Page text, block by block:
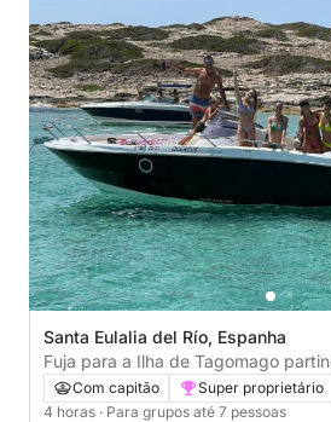
Santa Eulalia del Río, Espanha
Fuja para a Ilha de Tagomago
des Riu e suas enseadas em um
Com capitão Super proprietário
4 horas · Para grupos até 7 pessoas